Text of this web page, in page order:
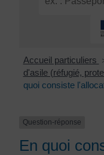
Accueil particuliers
d'asile (réfugié,
quoi consiste
Question-réponse
En quoi